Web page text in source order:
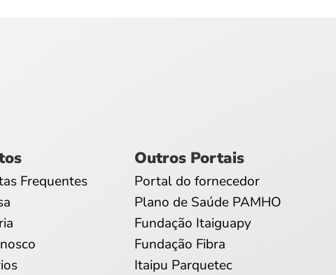
Frequentes
Outros Portais
Portal do fornecedor
Plano de Saúde PAMHO
Fundação Itaiguapy
Fundação Fibra
Itaipu Parquetec